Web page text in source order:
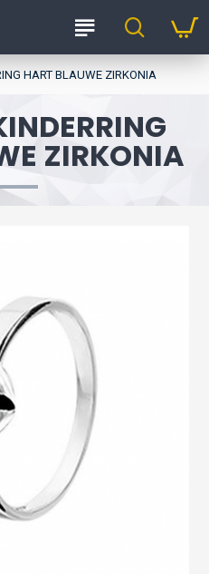
HART BLAUWE ZIRKONIA
ZIRKONIA